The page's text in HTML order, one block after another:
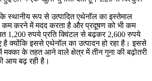
रूप से उत्पादित एथेनॉल का इस्तेमाल
कम करने में मदद करता है और प्रदूषण को भी कम
1,200 रुपये प्रति क्विंटल से बढ़कर 2,600 रुपये
है क्योंकि इससे एथेनॉल का उत्पादन हो रहा है। इससे
मक्का के तहत आने वाले क्षेत्र में तीन गुना की बढ़ोतरी
आय बढ़ रही है।